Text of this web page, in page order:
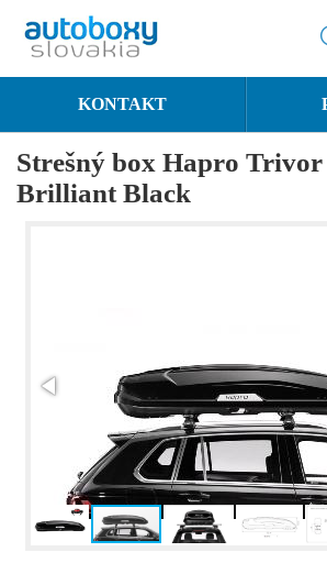
KONTAKT
Strešný box Hapro Trivor
Brilliant Black